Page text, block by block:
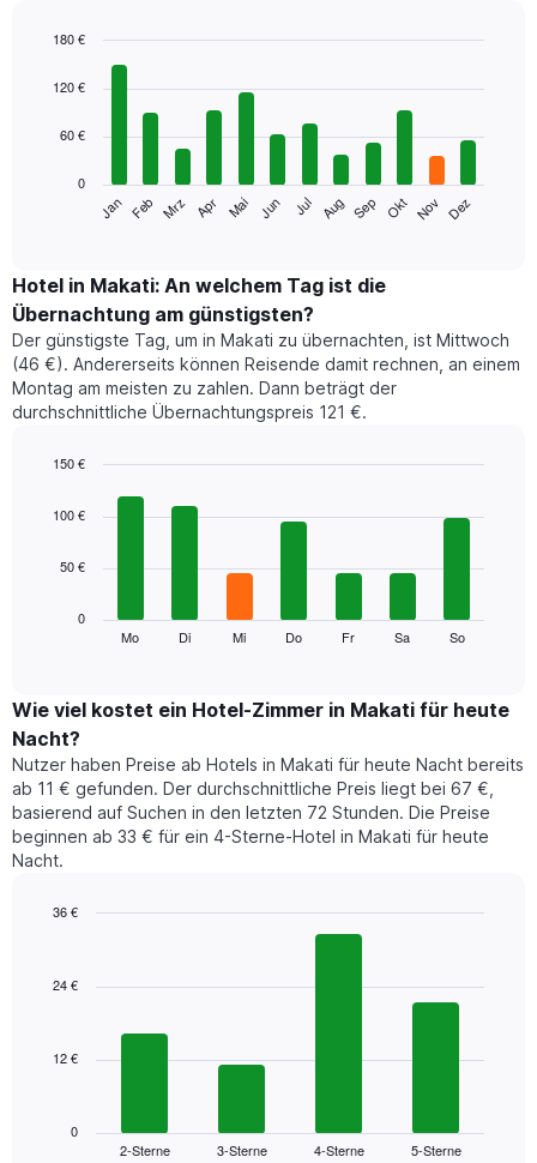
chart
bars.
folgende
den
durchschnittlichen
Zimmerpreis
im
jeweiligen
Monat
an.
Diagramm
die
Monate
hat
1
Y-
Achse,
die
den
durchschnittlichen
Zimmerpreis
graphic.
Jan Feb Mrz Apr Mai Jun Jul Aug Sep Okt Nov Dez
0
60 €
120 €
180 €
Hotel in Makati: An welchem Tag ist die
Übernachtung am günstigsten?
Der günstigste Tag, um in Makati zu übernachten, ist Mittwoch
(46 €). Andererseits können Reisende damit rechnen, an einem
Montag am meisten zu zahlen. Dann beträgt der
durchschnittliche Übernachtungspreis 121 €.
chart
bars.
den
durchschnittlichen
Preis
eines
Zimmers
für
den
jeweiligen
Das
die
Das
Mo Di Mi Do Fr Sa So
0
50 €
100 €
150 €
Wie viel kostet ein Hotel-Zimmer in Makati für heute
Nacht?
Nutzer haben Preise ab Hotels in Makati für heute Nacht bereits
ab 11 € gefunden. Der durchschnittliche Preis liegt bei 67 €,
basierend auf Suchen in den letzten 72 Stunden. Die Preise
beginnen ab 33 € für ein 4-Sterne-Hotel in Makati für heute
Nacht.
with
Das
zeigt
2-Sterne 3-Sterne 4-Sterne 5-Sterne
0
12 €
24 €
36 €